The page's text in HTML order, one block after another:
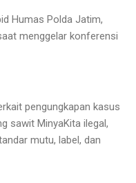
Humas Polda Jatim,
menggelar konferensi
pengungkapan kasus
sawit MinyaKita ilegal,
mutu, label, dan